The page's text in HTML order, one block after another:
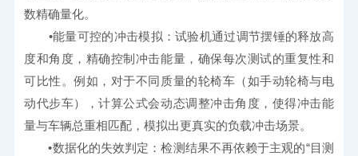
数精确量化。
•能量可控的冲击模拟：试验机通过调节摆锤的释放高
度和角度，精确控制冲击能量，确保每次测试的重复性和
可比性。例如，对于不同质量的轮椅车（如手动轮椅与电
动代步车），计算公式会动态调整冲击角度，使得冲击能
量与车辆总重相匹配，模拟出更真实的负载冲击场景。
•数据化的失效判定：检测结果不再依赖于主观的“目测